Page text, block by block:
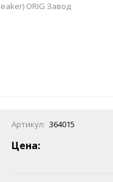
ORIG Завод
Артикул: 364015
Цена: